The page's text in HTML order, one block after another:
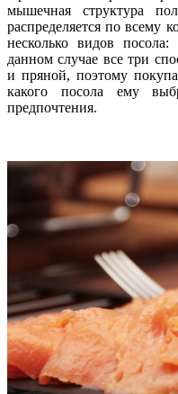
мышечная структура
распределяется по всему
несколько видов
данном случае все три
и пряной, поэтому
какого посола ему
предпочтения.